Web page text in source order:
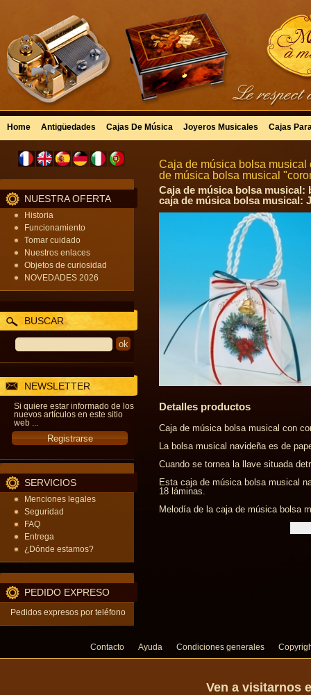
Home Antigüedades Cajas De Música Joyeros Musicales Cajas
NUESTRA OFERTA
Historia
Funcionamiento
Tomar cuidado
Nuestros enlaces
Objetos de curiosidad
NOVEDADES 2026
BUSCAR
NEWSLETTER
Si quiere estar informado de los
nuevos artículos en este sitio
web ...
SERVICIOS
Menciones legales
Seguridad
FAQ
Entrega
¿Dónde estamos?
PEDIDO EXPRESO
Pedidos expresos por teléfono
Caja de música bolsa
de música bolsa musical
Caja de música bolsa musical:
caja de música bolsa musical:
Detalles productos
Caja de música bolsa musical con
La bolsa musical navideña es de
Cuando se tornea la llave situada
Esta caja de música bolsa musical
18 láminas.
Melodía de la caja de música bolsa
Contacto Ayuda Condiciones generales
Ven a visitarnos